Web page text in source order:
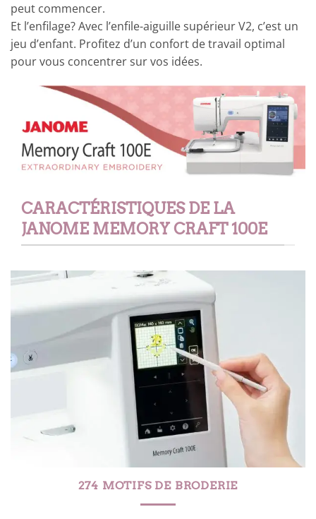
peut commencer.
Et l’enfilage? Avec l’enfile-aiguille supérieur V2, c’est un
jeu d’enfant. Profitez d’un confort de travail optimal
pour vous concentrer sur vos idées.
CARACTÉRISTIQUES DE LA
JANOME MEMORY CRAFT 100E
274 MOTIFS DE BRODERIE